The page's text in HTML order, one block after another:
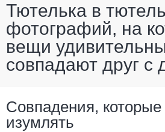
Тютелька в
фотографий, на
вещи
совпадают друг с
Совпадения, которые
изумлять